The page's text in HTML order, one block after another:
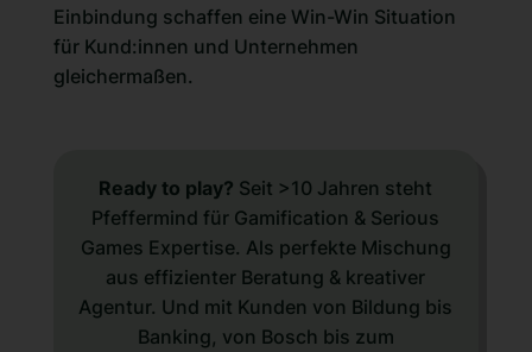
Einbindung schaffen eine Win-Win Situation
für Kund:innen und Unternehmen
gleichermaßen.
Ready to play? Seit >10 Jahren steht
Pfeffermind für Gamification & Serious
Games Expertise. Als perfekte Mischung
aus effizienter Beratung & kreativer
Agentur. Und mit Kunden von Bildung bis
Banking, von Bosch bis zum